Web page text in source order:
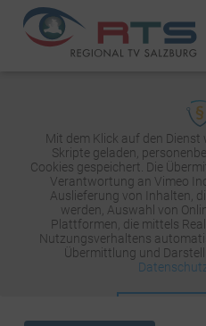
Mit dem Klick auf den
Skripte geladen,
Cookies gespeichert. Die
Verantwortung an Vimeo
Auslieferung von Inhalten,
werden, Auswahl von
Plattformen, die mittels
Nutzungsverhaltens
Übermittlung und